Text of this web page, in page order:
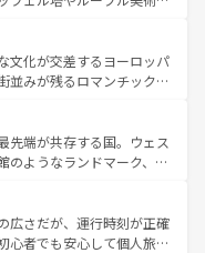
異なるスペインはその個
れる人を魅了する。 なお、新着のスペイン情報は コ
。
華麗な宮殿、歴史的な大
かな自然が、訪れる者を心
は美食の国としても知ら
ランス、プロヴァンスの
彩な楽しみ方が可能だ。さ
が溢れており、どの街角に
全く異なる文化を体験で
のフランス情報はコンテンツ一覧
文化が交差するヨーロッパ
並みが残るロマンチック街
も飽きることがない。ベ
ン州のアルプスの絶景、そ
いった風景は必見。ビール
。 なお、新着の
参照してほしい。
先端が共存する国。ウェス
のようなランドマーク、歴
た、優雅なアフタヌーン
ない英国パブ、サッカー観
体験も豊富。イギリスを旅
広さだが、運行時刻が正確
心者でも安心して個人旅行